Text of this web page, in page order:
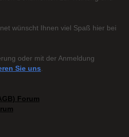
wünscht Ihnen viel Spaß hier bei
oder mit der Anmeldung
Sie uns
Forum